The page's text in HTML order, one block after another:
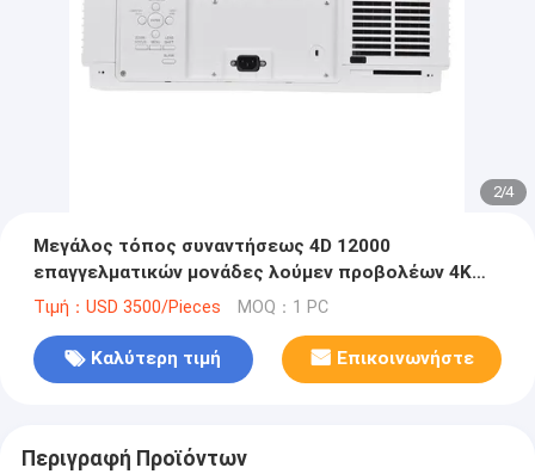
2/4
Μεγάλος τόπος συναντήσεως 4D 12000
επαγγελματικών μονάδες λούμεν προβολέων 4K
για το θέατρο κινηματογράφων
Τιμή：USD 3500/Pieces MOQ：1 PC
Καλύτερη τιμή Επικοινωνήστε
Περιγραφή Προϊόντων